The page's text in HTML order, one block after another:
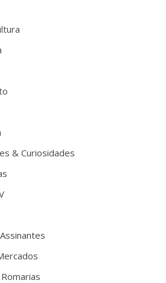
& Curiosidades